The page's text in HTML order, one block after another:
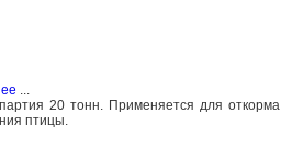
...
20 тонн. Применяется для откорма
птицы.